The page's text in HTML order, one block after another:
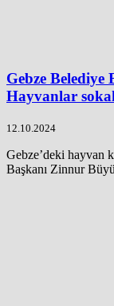
Gebze Belediye
Hayvanlar
12.10.2024
Gebze’deki hayvan
Başkanı Zinnur